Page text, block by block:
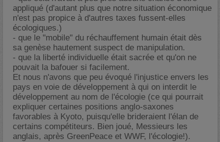
appliqué (d'autant plus que notre situation économique
n'est pas propice à d'autres taxes fussent-elles
écologiques.)
- que le "mobile" du réchauffement humain était dès
sa genèse hautement suspect de manipulation.
- que la liberté individuelle était sacrée et qu'on ne
pouvait la bafouer si facilement.
Et nous n'avons que peu évoqué l'injustice envers les
pays en voie de développement à qui on interdit le
développement au nom de l'écologie (ce qui pourrait
expliquer certaines positions anglo-saxones
favorables à Kyoto, puisqu'elle brideraient l'élan de
certains compétiteurs. Bien joué, Messieurs les
anglais, après GreenPeace et WWF, l'écologie!).